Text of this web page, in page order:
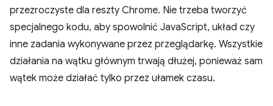
przezroczyste dla reszty Chrome. Nie trzeba tworzyć
specjalnego kodu, aby spowolnić JavaScript, układ czy
inne zadania wykonywane przez przeglądarkę. Wszystkie
działania na wątku głównym trwają dłużej, ponieważ sam
wątek może działać tylko przez ułamek czasu.